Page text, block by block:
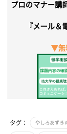
プロのマナー講
『メール＆
▼無
タグ： やしろあずき